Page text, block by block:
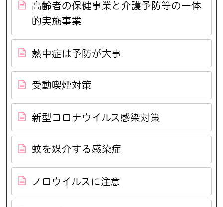
高齢者の保健事業と介護予防等の一体
的実施事業
熱中症は予防が大事
受動喫煙対策
新型コロナウイルス感染対策
蚊を媒介する感染症
ノロウイルスに注意